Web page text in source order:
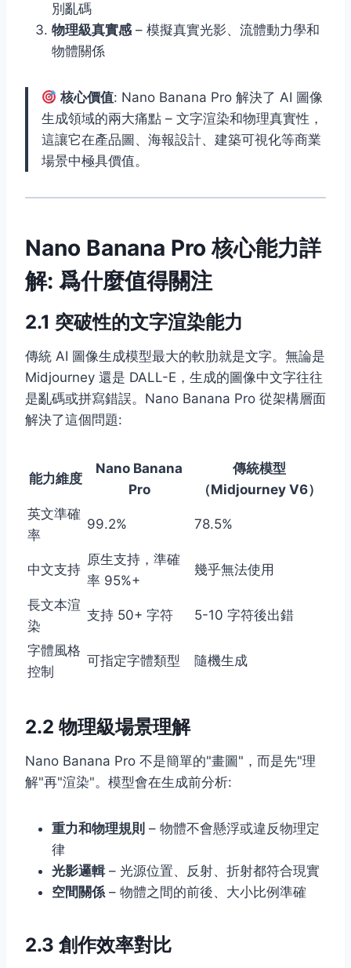
別亂碼
物理級真實感– 模擬真實光影、流體動力學和
物體關係
核心價值: Nano Banana Pro 解決了 AI 圖像
生成領域的兩大痛點 – 文字渲染和物理真實性，
這讓它在產品圖、海報設計、建築可視化等商業
場景中極具價值。
Nano Banana Pro 核心能力詳
解: 爲什麼值得關注
2.1 突破性的文字渲染能力
傳統 AI 圖像生成模型最大的軟肋就是文字。無論是
Midjourney 還是 DALL-E，生成的圖像中文字往往
是亂碼或拼寫錯誤。Nano Banana Pro 從架構層面
解決了這個問題:
能力維度
Nano Banana
Pro
傳統模型
（Midjourney V6）
英文準確
率
99.2% 78.5%
中文支持
原生支持，準確
率 95%+
幾乎無法使用
長文本渲
染
支持 50+ 字符 5-10 字符後出錯
字體風格
控制
可指定字體類型 隨機生成
2.2 物理級場景理解
Nano Banana Pro 不是簡單的"畫圖"，而是先"理
解"再"渲染"。模型會在生成前分析:
重力和物理規則 – 物體不會懸浮或違反物理定
律
光影邏輯 – 光源位置、反射、折射都符合現實
空間關係– 物體之間的前後、大小比例準確
2.3 創作效率對比